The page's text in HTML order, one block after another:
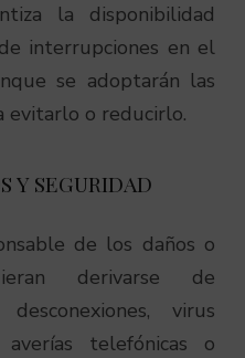
la disponibilidad
interrupciones en el
se adoptarán las
evitarlo o reducirlo.
Y SEGURIDAD
de los daños o
derivarse de
virus
averías telefónicas o